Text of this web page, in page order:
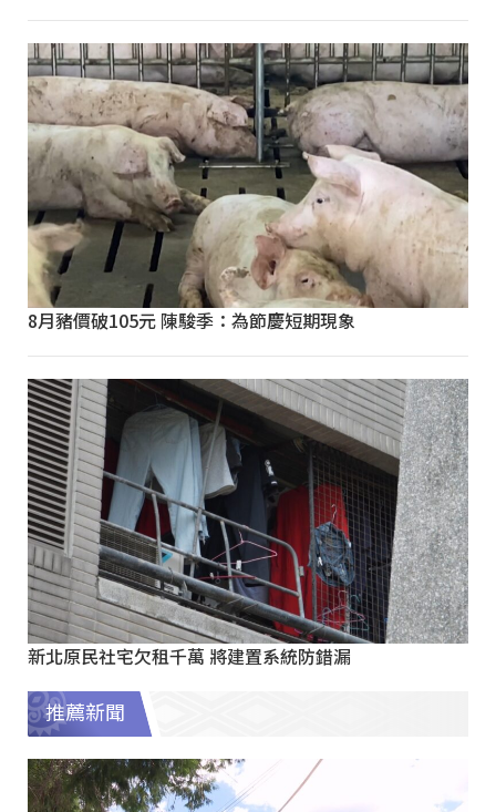
8月豬價破105元 陳駿季：為節慶短期現象
新北原民社宅欠租千萬 將建置系統防錯漏
推薦新聞